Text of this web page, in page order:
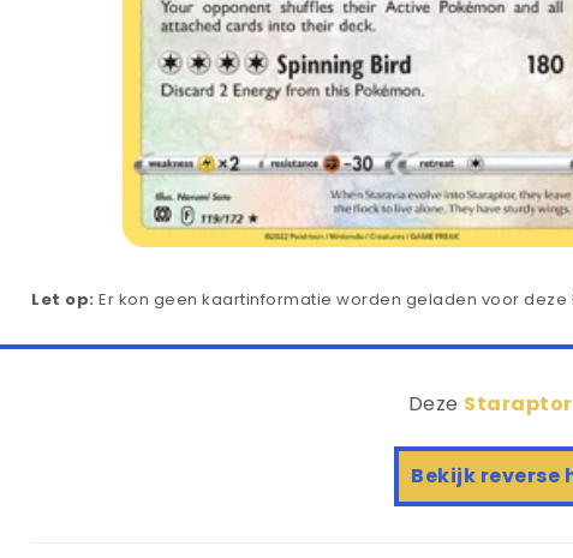
Let op: Er kon geen kaartinformatie worden geladen voor
Deze Staraptor
Bekijk reverse